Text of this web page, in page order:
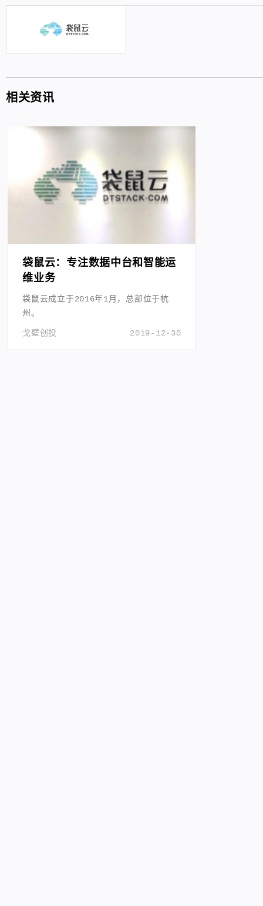
相关资讯
袋鼠云：专注数据中台和智能运
维业务
袋鼠云成立于2016年1月，总部位于杭
州。
2019-12-30
戈壁创投